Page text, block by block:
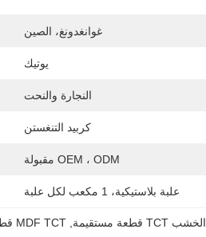
غوانغدونغ، الصين
يوتيك
النجارة والنحت
كربيد التنغستن
OEM ، ODM مقبولة
علبة بلاستيكية، 1 مكعب لكل علبة
الخشب TCT قطعة مستقيمة , MDF TCT قطعة مستقيمة